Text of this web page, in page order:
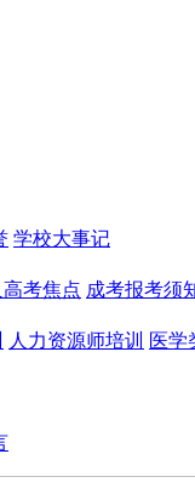
学校大事记
高考焦点 成考报考须
人力资源师培训 医学